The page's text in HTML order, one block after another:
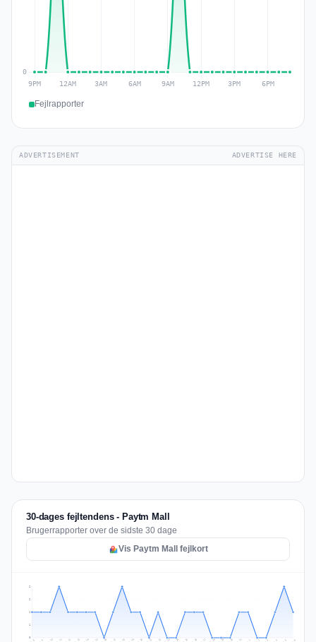
Fejlrapporter
ADVERTISEMENT ADVERTISE HERE
30-dages fejltendens - Paytm Mall
Brugerrapporter over de sidste 30 dage
Vis Paytm Mall fejlkort
1
1
2
2